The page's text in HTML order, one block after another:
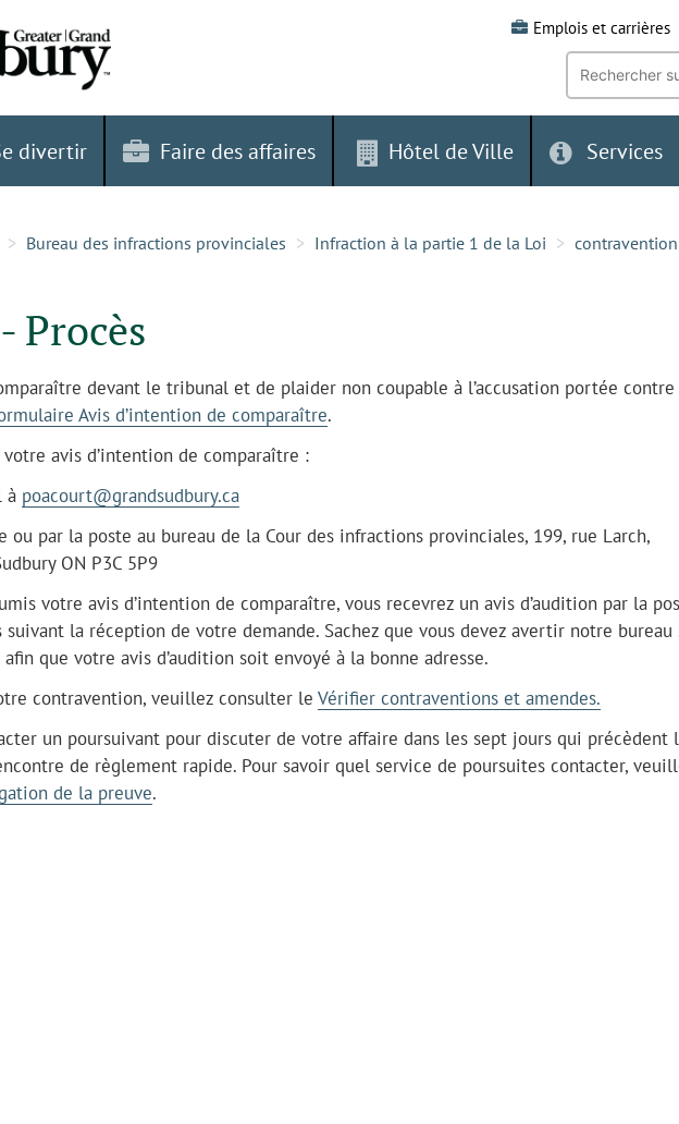
Emplois et carrières
Recherche
mot-
clé:
divertir Faire des affaires Hôtel de Ville Services
Bureau des infractions provinciales Infraction à la partie 1 de la Loi
Procès
devant le tribunal et de plaider non coupable à l’accusation portée contre
Avis d’intention de comparaître.
avis d’intention de comparaître :
à poacourt@grandsudbury.ca
ou par la poste au bureau de la Cour des infractions provinciales, 199, rue Larch,
ON P3C 5P9
votre avis d’intention de comparaître, vous recevrez un avis d’audition par la
suivant la réception de votre demande. Sachez que vous devez avertir notre bureau
afin que votre avis d’audition soit envoyé à la bonne adresse.
contravention, veuillez consulter le Vérifier contraventions et amendes.
un poursuivant pour discuter de votre affaire dans les sept jours qui précèdent
de règlement rapide. Pour savoir quel service de poursuites contacter,
de la preuve.